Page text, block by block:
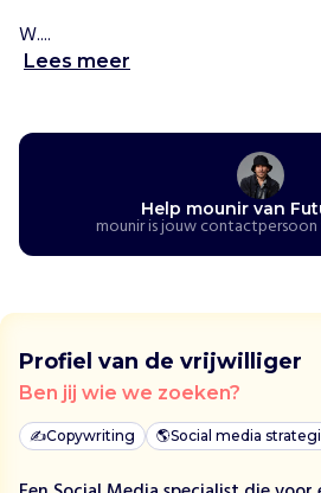
s
i
e
e
e
t
e
n
d
W....
Lees meer
Help mounir van
mounir is jouw
Profiel van de vrijwilliger
Ben jij wie we zoeken?
✍️Copywriting 🌎Social media